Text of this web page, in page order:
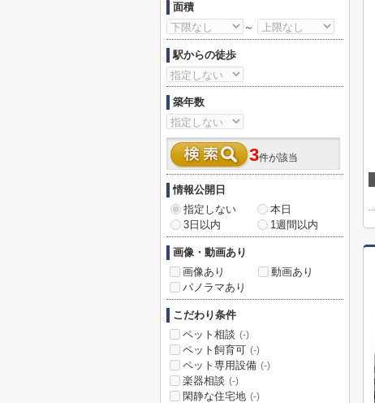
面積
～
駅からの徒歩
築年数
3件が該当
情報公開日
指定しない
本日
3日以内
1週間以内
画像・動画あり
画像あり
動画あり
パノラマあり
こだわり条件
ペット相談 (-)
ペット飼育可 (-)
ペット専用設備 (-)
楽器相談 (-)
閑静な住宅地 (-)